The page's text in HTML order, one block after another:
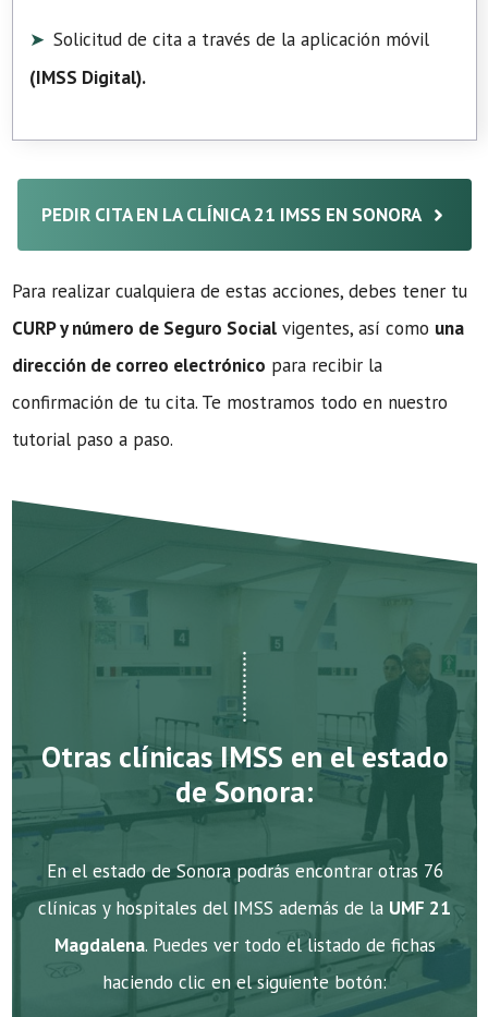
Solicitud de cita a través de la aplicación móvil
(IMSS Digital).
PEDIR CITA EN LA CLÍNICA 21 IMSS EN SONORA
Para realizar cualquiera de estas acciones, debes tener tu
CURP y número de Seguro Social vigentes, así como una
dirección de correo electrónico para recibir la
confirmación de tu cita. Te mostramos todo en nuestro
tutorial paso a paso.
Otras clínicas IMSS en el estado
de Sonora:
En el estado de Sonora podrás encontrar otras 76
clínicas y hospitales del IMSS además de la UMF 21
Magdalena. Puedes ver todo el listado de fichas
haciendo clic en el siguiente botón: